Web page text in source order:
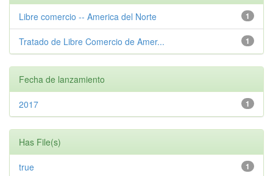
1
Libre comercio -- America del Norte
1
Tratado de Libre Comercio de Amer...
Fecha de lanzamiento
1
2017
Has File(s)
1
true